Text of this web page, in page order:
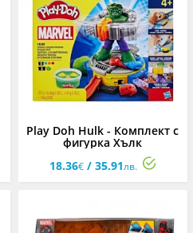
Play Doh Hulk - Комплект с
фигурка Хълк
18.36€/ 35.91лв.